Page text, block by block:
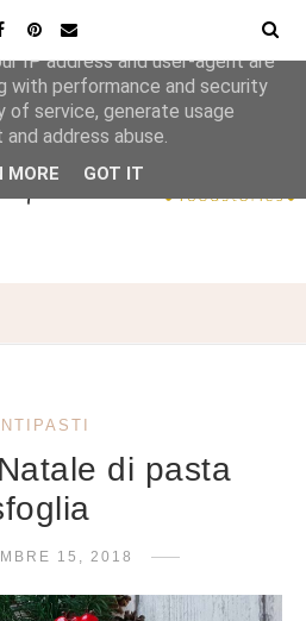
di pasta
15, 2018
Google to deliver its services
IP address and user-agent are
with performance and security
service, generate usage
address abuse.
MORE GOT IT